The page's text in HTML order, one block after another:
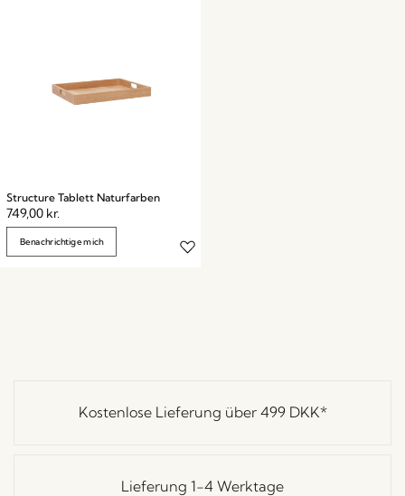
Structure Tablett Naturfarben
749,00 kr.
Benachrichtige mich
Kostenlose Lieferung über 499 DKK*
Lieferung 1-4 Werktage